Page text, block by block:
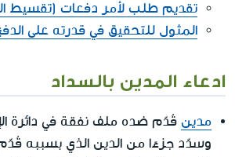
تقديم طلب لأمر دفعات (تقسيط
المثول للتحقيق في قدرته على
ادعاء المدين بالسداد
مدين قُدّم ضده ملف نفقة في دائرة
وسدّد جزءًا من الدين الذي بسببه